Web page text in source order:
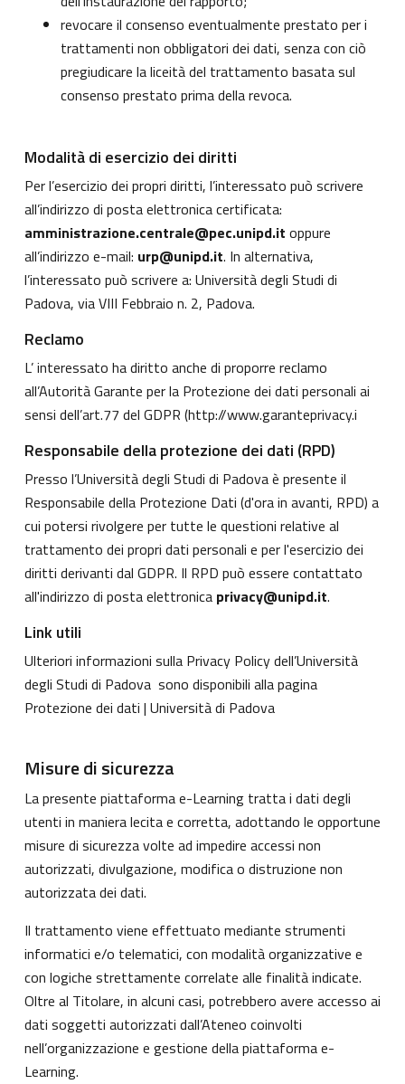
revocare il consenso eventualmente prestato per i
trattamenti non obbligatori dei dati, senza con ciò
pregiudicare la liceità del trattamento basata sul
consenso prestato prima della revoca.
Modalità di esercizio dei diritti
Per l’esercizio dei propri diritti, l’interessato può scrivere
all’indirizzo di posta elettronica certificata:
amministrazione.centrale@pec.unipd.it oppure
all’indirizzo e-mail: urp@unipd.it. In alternativa,
l’interessato può scrivere a: Università degli Studi di
Padova, via VIII Febbraio n. 2, Padova.
Reclamo
L’ interessato ha diritto anche di proporre reclamo
all’Autorità Garante per la Protezione dei dati personali ai
sensi dell’art.77 del GDPR (http://www.garanteprivacy.i
Responsabile della protezione dei dati (RPD)
Presso l’Università degli Studi di Padova è presente il
Responsabile della Protezione Dati (d'ora in avanti, RPD) a
cui potersi rivolgere per tutte le questioni relative al
trattamento dei propri dati personali e per l'esercizio dei
diritti derivanti dal GDPR. Il RPD può essere contattato
all'indirizzo di posta elettronica privacy@unipd.it.
Link utili
Ulteriori informazioni sulla Privacy Policy dell’Università
degli Studi di Padova sono disponibili alla pagina
Protezione dei dati | Università di Padova
Misure di sicurezza
La presente piattaforma e-Learning tratta i dati degli
utenti in maniera lecita e corretta, adottando le opportune
misure di sicurezza volte ad impedire accessi non
autorizzati, divulgazione, modifica o distruzione non
autorizzata dei dati.
Il trattamento viene effettuato mediante strumenti
informatici e/o telematici, con modalità organizzative e
con logiche strettamente correlate alle finalità indicate.
Oltre al Titolare, in alcuni casi, potrebbero avere accesso ai
dati soggetti autorizzati dall’Ateneo coinvolti
nell’organizzazione e gestione della piattaforma e-
Learning.